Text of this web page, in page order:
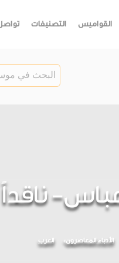
القواميس التصنيفات
الأدباء المعاصرون العرب